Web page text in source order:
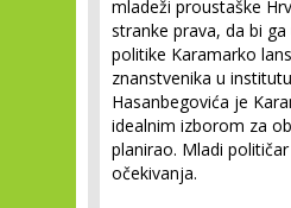
mladeži proustaške
stranke prava, da bi
politike Karamarko
znanstvenika u
Hasanbegovića je
idealnim izborom za
planirao. Mladi
očekivanja.